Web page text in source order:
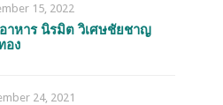
15, 2022
าหาร นิรมิต วิเศษชัยชาญ
อง
24, 2021